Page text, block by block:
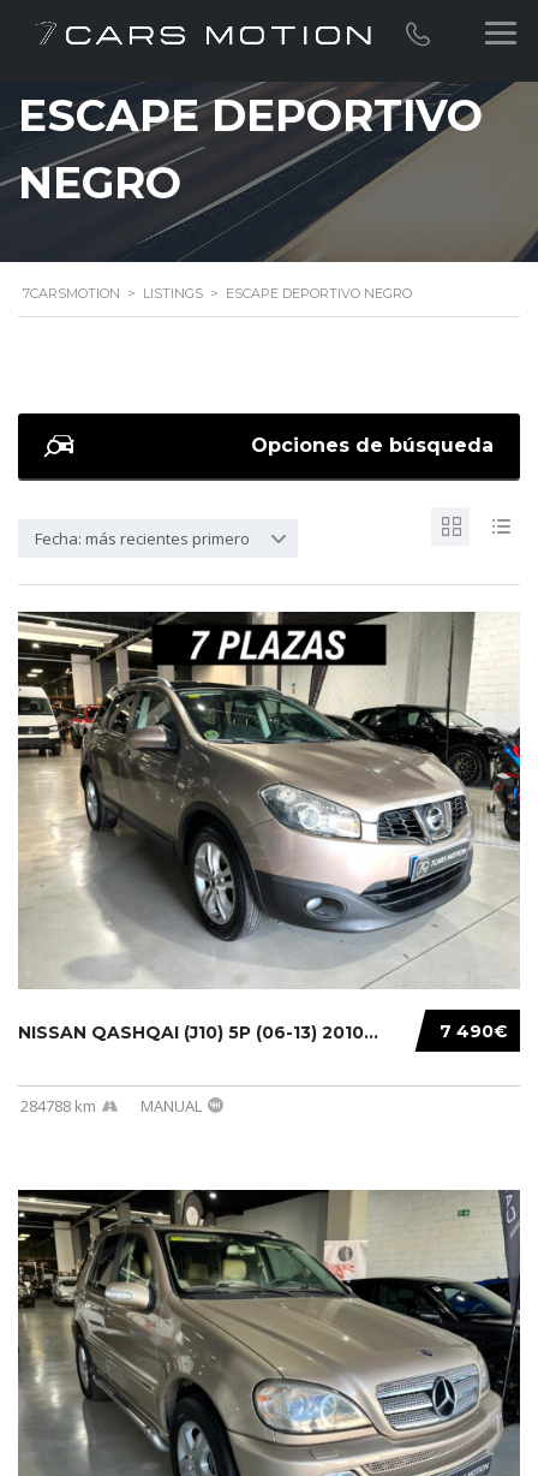
ESCAPE DEPORTIVO
NEGRO
7CARSMOTION > LISTINGS > ESCAPE DEPORTIVO NEGRO
Opciones de búsqueda
Fecha: más recientes primero
7 490€
NISSAN QASHQAI (J10) 5P (06-13) 2010...
284788 km MANUAL